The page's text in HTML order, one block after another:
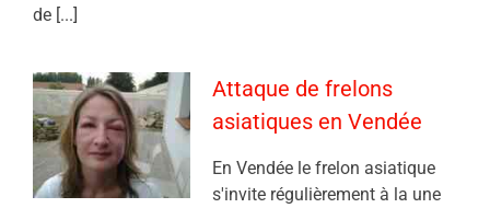
de [...]
Attaque de frelons
asiatiques en Vendée
En Vendée le frelon asiatique
s'invite régulièrement à la une